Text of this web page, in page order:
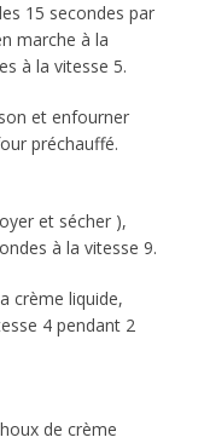
15 secondes par
marche à la
à la vitesse 5.
et enfourner
préchauffé.
et sécher ),
à la vitesse 9.
crème liquide,
4 pendant 2
de crème